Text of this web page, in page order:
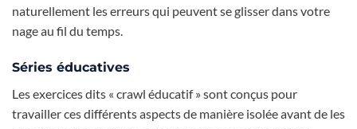
naturellement les erreurs qui peuvent se glisser dans votre
nage au fil du temps.
Séries éducatives
Les exercices dits « crawl éducatif » sont conçus pour
travailler ces différents aspects de manière isolée avant de les